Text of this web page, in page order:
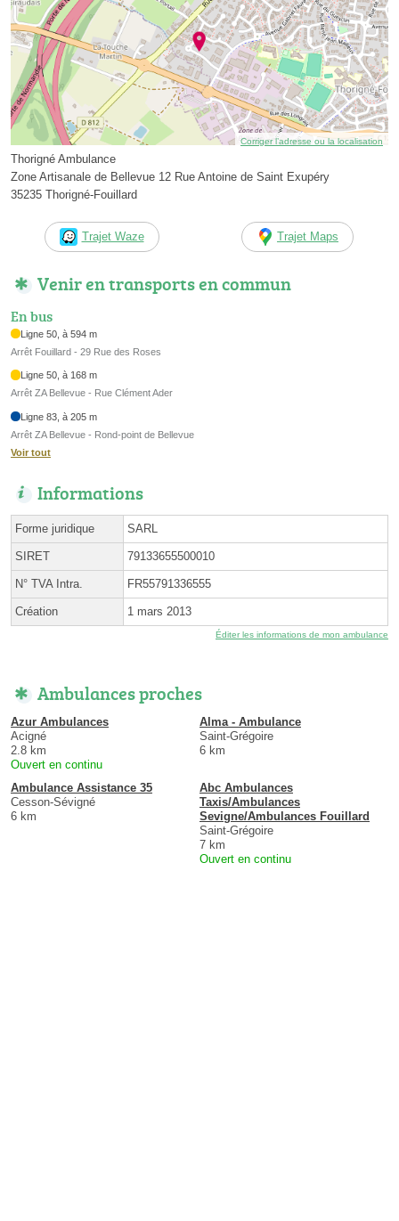
Corriger l’adresse ou la localisation
Thorigné Ambulance
Zone Artisanale de Bellevue 12 Rue Antoine de Saint Exupéry
35235 Thorigné-Fouillard
Trajet Waze Trajet Maps
Venir en transports en commun
En bus
Ligne 50, à 594 m
Arrêt Fouillard - 29 Rue des Roses
Ligne 50, à 168 m
Arrêt ZA Bellevue - Rue Clément Ader
Ligne 83, à 205 m
Arrêt ZA Bellevue - Rond-point de Bellevue
Voir tout
Informations
Forme juridique SARL
SIRET 79133655500010
N° TVA Intra. FR55791336555
Création 1 mars 2013
Éditer les informations de mon ambulance
Ambulances proches
Azur Ambulances
Acigné
2.8 km
Ouvert en continu
Alma - Ambulance
Saint-Grégoire
6 km
Ambulance Assistance 35
Cesson-Sévigné
6 km
Abc Ambulances
Taxis/Ambulances
Sevigne/Ambulances Fouillard
Saint-Grégoire
7 km
Ouvert en continu